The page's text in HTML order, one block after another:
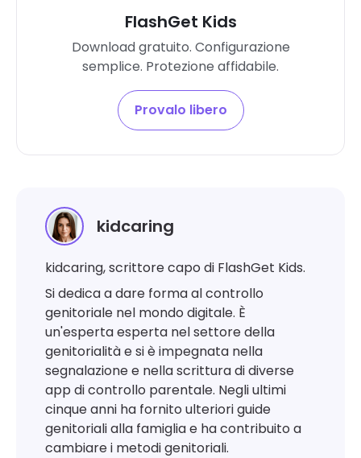
FlashGet Kids
Download gratuito. Configurazione
semplice. Protezione affidabile.
Provalo libero
kidcaring
kidcaring, scrittore capo di FlashGet Kids.
Si dedica a dare forma al controllo
genitoriale nel mondo digitale. È
un'esperta esperta nel settore della
genitorialità e si è impegnata nella
segnalazione e nella scrittura di diverse
app di controllo parentale. Negli ultimi
cinque anni ha fornito ulteriori guide
genitoriali alla famiglia e ha contribuito a
cambiare i metodi genitoriali.